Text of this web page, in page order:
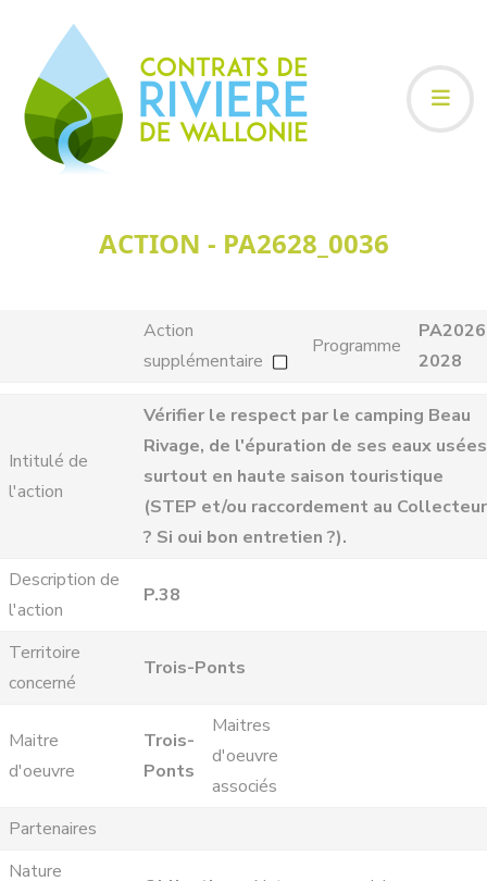
ACTION - PA2628_0036
Action
supplémentaire
Programme
2028
Intitulé de
l'action
Vérifier le respect par le camping Beau
Rivage, de l'épuration de ses eaux
surtout en haute saison touristique
(STEP et/ou raccordement au Collecteur
? Si oui bon entretien ?).
Description de
l'action
P.38
Territoire
concerné
Trois-Ponts
Maitre
d'oeuvre
Trois-
Ponts
Maitres
d'oeuvre
associés
Partenaires
Nature